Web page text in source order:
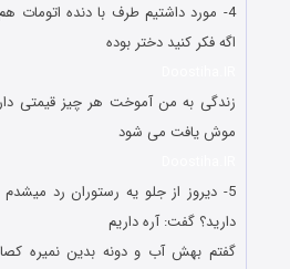
4- مورد داشتیم طرف با دنده
اگه فکر کنید دختر بوده
ﺯﻧﺪﮔﯽ ﺑﻪ ﻣﻦ ﺁﻣﻮﺧﺖ ﻫﺮ ﭼﯿﺰ ﻗﯿﻤﺘﯽ
ﻣﻮﺵ ﯾﺎﻓﺖ ﻣﯽ ﺷﻮﺩ
5- ﺩﯾﺮﻭﺯ ﺍﺯ ﺟﻠﻮ ﯾﻪ ﺭﺳﺘﻮﺭﺍﻥ ﺭﺩ
ﺩﺍﺭﯾﺪ؟ ﮔﻔﺖ: ﺁﺭﻩ ﺩﺍﺭﯾﻢ
ﮔﻔﺘﻢ ﺑﻬﺶ ﺁﺏ ﻭ ﺩﻭﻧﻪ ﺑﺪﯾﻦ ﻧﻤﯿﺮه